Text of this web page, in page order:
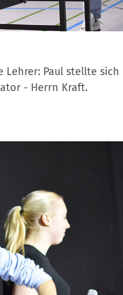
Paul stellte
- Herrn Kraft.